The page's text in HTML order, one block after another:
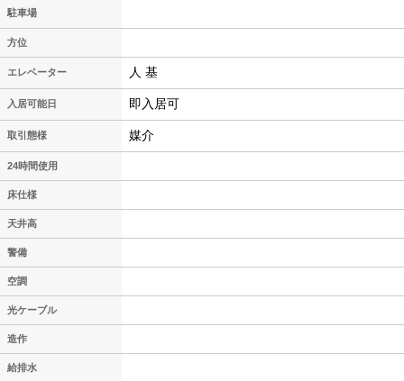
駐車場
方位
エレベーター 人 基
入居可能日 即入居可
取引態様 媒介
24時間使用
床仕様
天井高
警備
空調
光ケーブル
造作
給排水